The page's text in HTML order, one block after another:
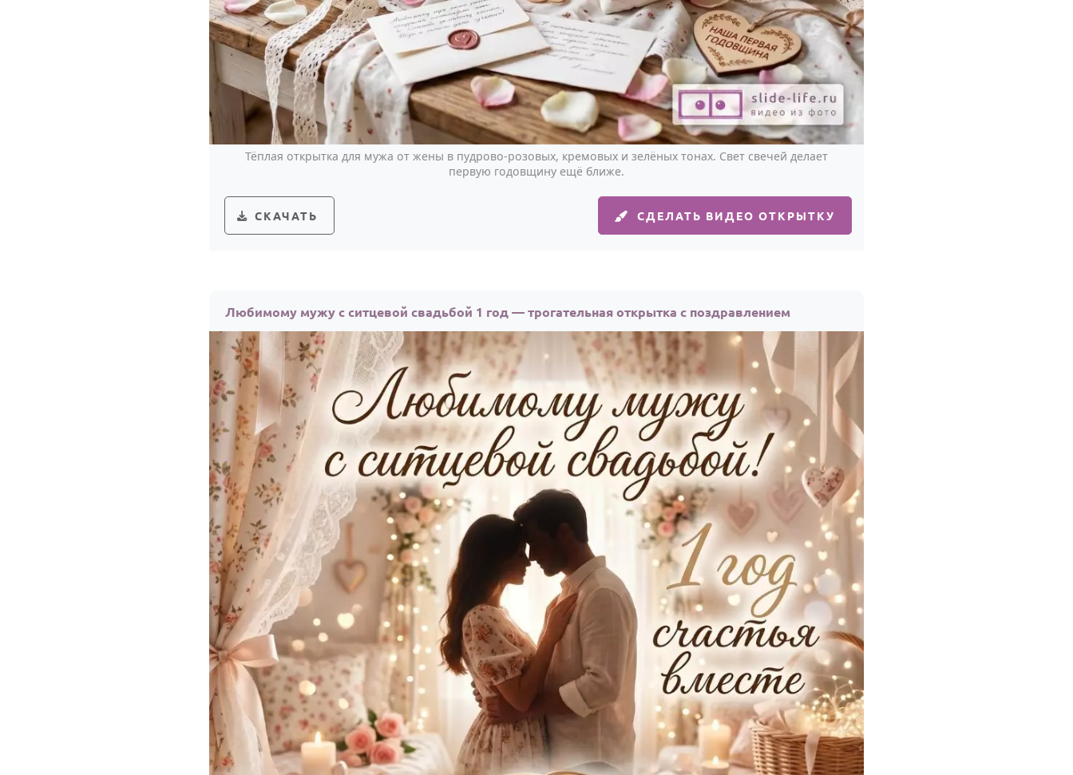
Тёплая открытка для мужа от жены в пудрово-розовых, кремовых и зелёных тонах. Свет свечей делает
первую годовщину ещё ближе.
СКАЧАТЬ СДЕЛАТЬ ВИДЕО ОТКРЫТКУ
Любимому мужу с ситцевой свадьбой 1 год — трогательная открытка с поздравлением